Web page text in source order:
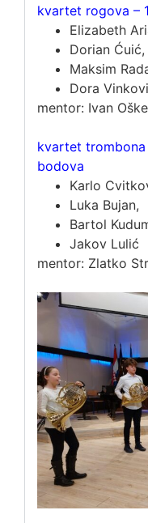
kvartet rogova –
Elizabeth
Dorian Ćuić,
Maksim
Dora
mentor: Ivan
kvartet trombona
bodova
Karlo
Luka Bujan,
Bartol
Jakov Lulić
mentor: Zlatko